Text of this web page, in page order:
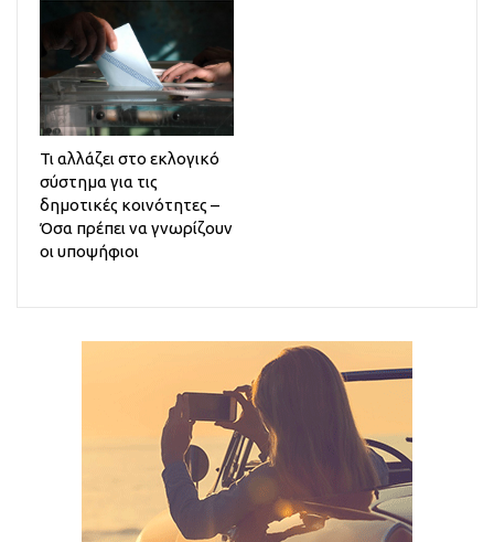
Τι αλλάζει στο εκλογικό
σύστημα για τις
δημοτικές κοινότητες –
Όσα πρέπει να γνωρίζουν
οι υποψήφιοι